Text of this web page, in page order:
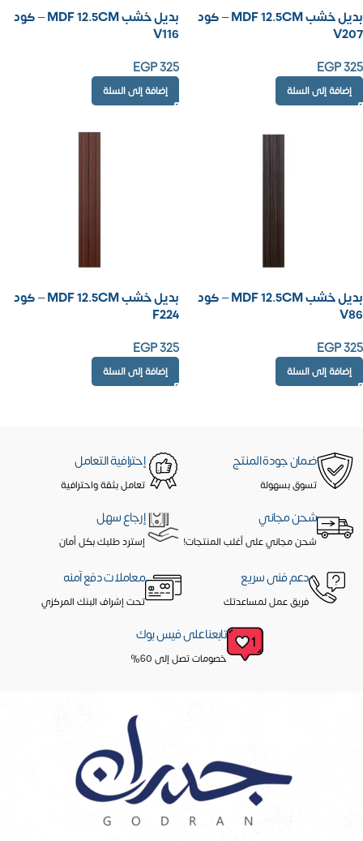
بديل خشب MDF 12.5CM – كود
V207
EGP325
إضافة إلى السلة
بديل خشب MDF 12.5CM – كود
V116
EGP325
إضافة إلى السلة
بديل خشب MDF 12.5CM – كود
V86
EGP325
إضافة إلى السلة
بديل خشب MDF 12.5CM – كود
F224
EGP325
إضافة إلى السلة
ضمان جودة المنتج
تسوق بسهولة
إحترافية التعامل
تعامل بثقة واحترافية
شحن مجاني
شحن مجاني على أغلب المنتجات!
إرجاع سهل
إسترد طلبك بكل أمان
دعم فنى سريع
فريق عمل لمساعدتك
معاملات دفع آمنه
تحت إشراف البنك المركزي
تابعنا على فيس بوك
خصومات تصل إلى 60%